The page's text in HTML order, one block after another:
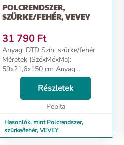
POLCRENDSZER,
SZÜRKE/FEHÉR, VEVEY
31 790 Ft
Anyag: DTD Szín: szürke/fehér
Méretek (SzéxMéxMa):
59x21,6x150 cm Anyag
vastagsága: 15 mm Vonzó dizájn
Szokatlan módon elrendezett
polcok Többfunkciós Bontásban
Részletek
Pepita
Hasonlók, mint Polcrendszer,
szürke/fehér, VEVEY